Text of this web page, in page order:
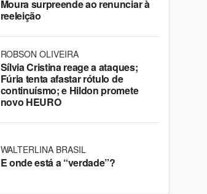
Moura surpreende ao renunciar à
reeleição
ROBSON OLIVEIRA
Sílvia Cristina reage a ataques;
Fúria tenta afastar rótulo de
continuísmo; e Hildon promete
novo HEURO
WALTERLINA BRASIL
E onde está a “verdade”?